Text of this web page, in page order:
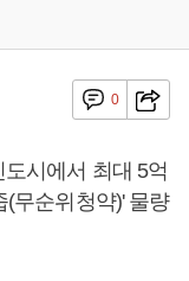
0
시에서 최대 5억
(무순위청약)' 물량